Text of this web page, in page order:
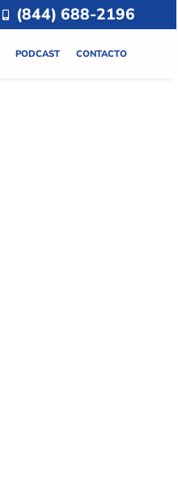
(844) 688-2196
PODCAST CONTACTO